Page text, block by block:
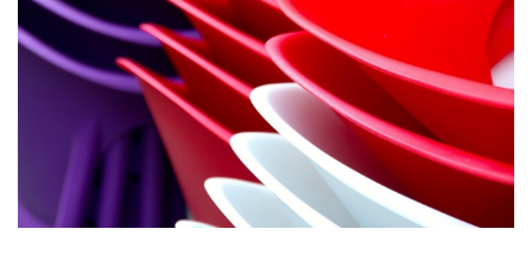
wolność od stresu
miłość i rodzina
w rodzinie
wychowanie dzieci
edukacja
zabawy dla dzieci